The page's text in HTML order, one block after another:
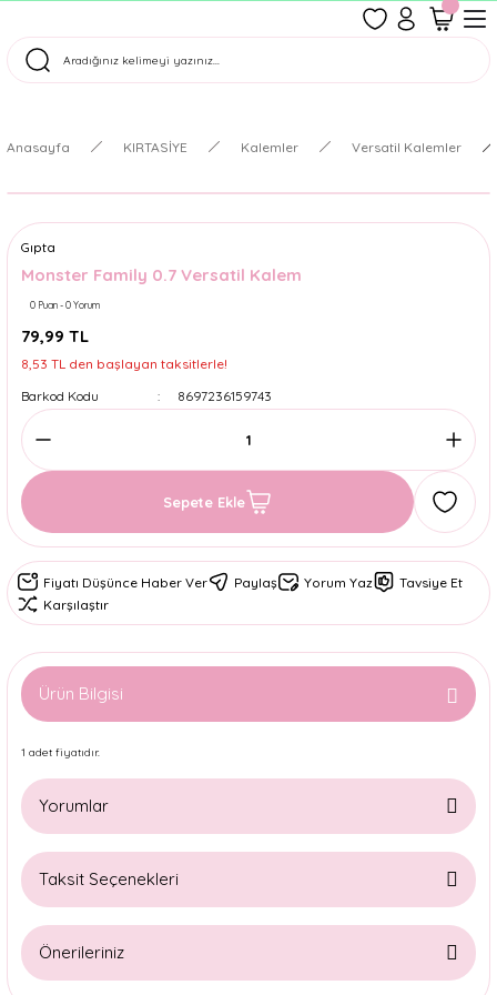
Tüm Siparişler Aynı Gün Kargoda!
Anasayfa KIRTASİYE Kalemler Versatil Kalemler
Gıpta
Monster Family 0.7 Versatil Kalem
0 Puan - 0 Yorum
79,99 TL
8,53 TL den başlayan taksitlerle!
Barkod Kodu
8697236159743
Sepete Ekle
Fiyatı Düşünce Haber Ver Paylaş Yorum Yaz
Tavsiye Et
Karşılaştır
Ürün Bilgisi
1 adet fiyatıdır.
Yorumlar
Taksit Seçenekleri
Önerileriniz